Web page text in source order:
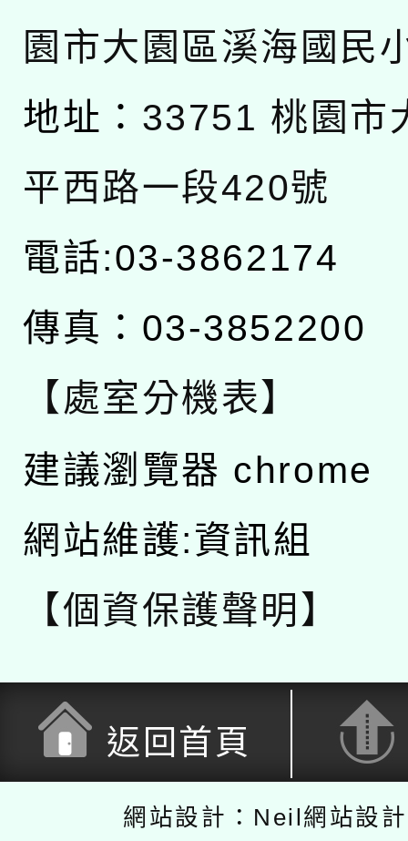
園市大園區溪海國民
地址： 33751 桃園市
平西路一段420號
電話:03-3862174
傳真：03-3852200
【處室分機表】
建議瀏覽器 chrome
網站維護:資訊組
【個資保護聲明】
返回首頁
網站設計：Neil網站設